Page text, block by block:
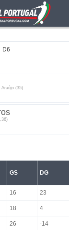
D6
(35)
GS DG
16 23
18 4
26 -14